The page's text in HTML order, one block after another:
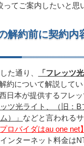
ってご案内したいと思
解約前に契約内
た通り、
「フレッツ
約について解説して
日本が提供するフレ
ツ光ライト、（旧：B
）」 などと言われる
ロバイダはau one net】
ンターネット料金は